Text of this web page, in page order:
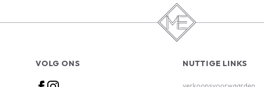
VOLG ONS NUTTIGE LINKS